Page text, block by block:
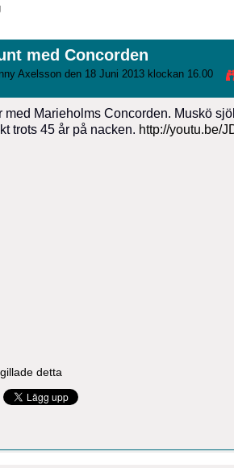
med Concorden
Axelsson den 18 Juni 2013 klockan 16.00
med Marieholms Concorden. Muskö
trots 45 år på nacken. http://youtu.be/
detta